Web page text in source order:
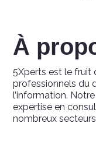
À
5Xperts est le fruit
professionnels du
l’information.
expertise en
nombreux secteurs